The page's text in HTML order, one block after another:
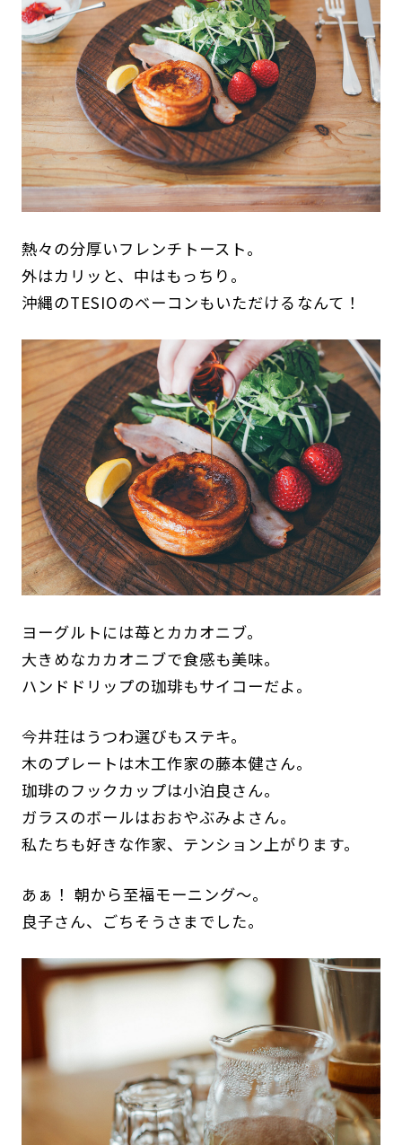
熱々の分厚いフレンチトースト。
外はカリッと、中はもっちり。
沖縄のTESIOのベーコンもいただけるなんて！
ヨーグルトには苺とカカオニブ。
大きめなカカオニブで食感も美味。
ハンドドリップの珈琲もサイコーだよ。
今井荘はうつわ選びもステキ。
木のプレートは木工作家の藤本健さん。
珈琲のフックカップは小泊良さん。
ガラスのボールはおおやぶみよさん。
私たちも好きな作家、テンション上がります。
あぁ！ 朝から至福モーニング～。
良子さん、ごちそうさまでした。